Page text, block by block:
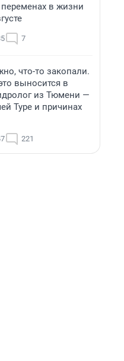
в жизни
7
что-то закопали.
выносится в
из Тюмени —
Туре и причинах
221